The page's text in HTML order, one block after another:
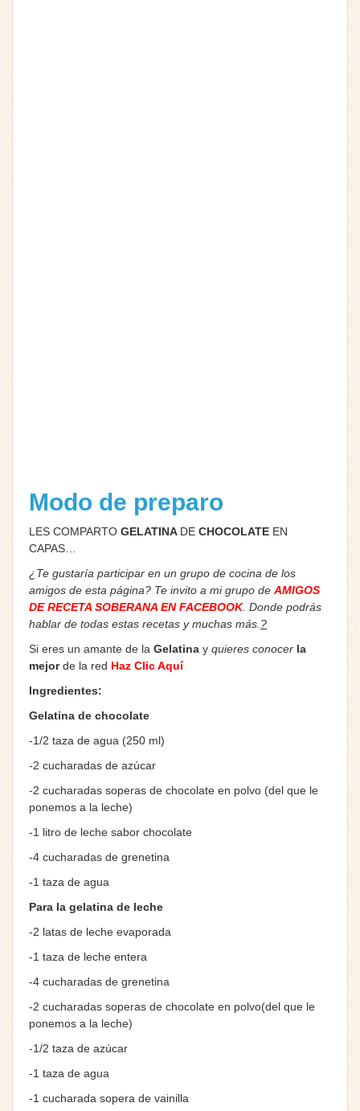
Modo de preparo
LES COMPARTO GELATINA DE CHOCOLATE EN
CAPAS…
¿Te gustaría participar en un grupo de cocina de los
amigos de esta página? Te invito a mi grupo de AMIGOS
DE RECETA SOBERANA EN FACEBOOK. Donde podrás
hablar de todas estas recetas y muchas más. ?
Si eres un amante de la Gelatina y quieres conocer la
mejorde la red Haz Clic Aquí
Ingredientes:
Gelatina de chocolate
-1/2 taza de agua (250 ml)
-2 cucharadas de azúcar
-2 cucharadas soperas de chocolate en polvo (del que le
ponemos a la leche)
-1 litro de leche sabor chocolate
-4 cucharadas de grenetina
-1 taza de agua
Para la gelatina de leche
-2 latas de leche evaporada
-1 taza de leche entera
-4 cucharadas de grenetina
-2 cucharadas soperas de chocolate en polvo(del que le
ponemos a la leche)
-1/2 taza de azúcar
-1 taza de agua
-1 cucharada sopera de vainilla